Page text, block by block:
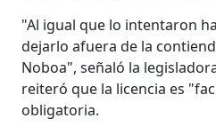
"Al igual que lo intentaron
dejarlo afuera de la
Noboa", señaló la
reiteró que la licencia es
obligatoria.